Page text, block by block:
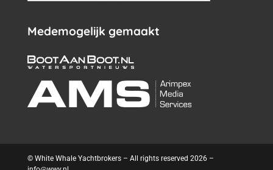
Medemogelijk gemaakt
© White Whale Yachtbrokers – All rights reserved 2026 –